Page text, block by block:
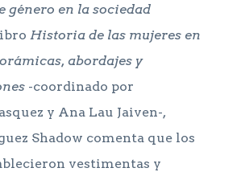
género en la sociedad
Historia de las mujeres en
abordajes y
-coordinado por
y Ana Lau Jaiven-,
Shadow comenta que los
vestimentas y